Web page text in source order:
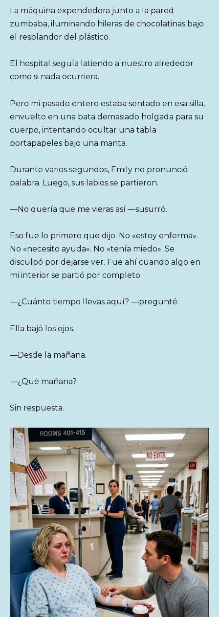
La máquina expendedora junto a la pared
zumbaba, iluminando hileras de chocolatinas bajo
el resplandor del plástico.
El hospital seguía latiendo a nuestro alrededor
como si nada ocurriera.
Pero mi pasado entero estaba sentado en esa silla,
envuelto en una bata demasiado holgada para su
cuerpo, intentando ocultar una tabla
portapapeles bajo una manta.
Durante varios segundos, Emily no pronunció
palabra. Luego, sus labios se partieron.
—No quería que me vieras así —susurró.
Eso fue lo primero que dijo. No «estoy enferma».
No «necesito ayuda». No «tenía miedo». Se
disculpó por dejarse ver. Fue ahí cuando algo en
mi interior se partió por completo.
—¿Cuánto tiempo llevas aquí? —pregunté.
Ella bajó los ojos.
—Desde la mañana.
—¿Qué mañana?
Sin respuesta.